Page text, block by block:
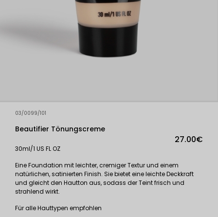
03/0099/101
Beautifier Tönungscreme
27.00€
30ml/1 US FL OZ
Eine Foundation mit leichter, cremiger Textur und einem
natürlichen, satinierten Finish. Sie bietet eine leichte Deckkraft
und gleicht den Hautton aus, sodass der Teint frisch und
strahlend wirkt.
Für alle Hauttypen empfohlen